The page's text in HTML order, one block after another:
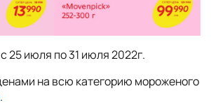
25 июля по 31 июля 2022г.
на всю категорию мороженого
.